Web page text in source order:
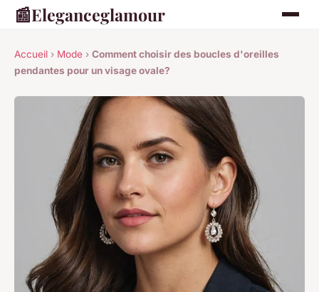
📰Eleganceglamour
Accueil › Mode › Comment choisir des boucles d'oreilles
pendantes pour un visage ovale?